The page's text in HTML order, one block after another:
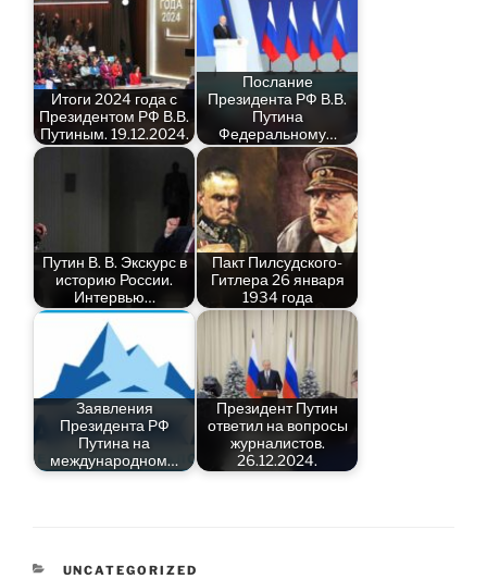
Итоги 2024 года с
Президентом РФ В.В.
Путиным. 19.12.2024.
Послание
Президента РФ В.В.
Путина
Федеральному…
Путин В. В. Экскурс в
историю России.
Интервью…
Пакт Пилсудского-
Гитлера 26 января
1934 года
Заявления
Президента РФ
Путина на
международном…
Президент Путин
ответил на вопросы
журналистов.
26.12.2024.
CATEGORIES
UNCATEGORIZED